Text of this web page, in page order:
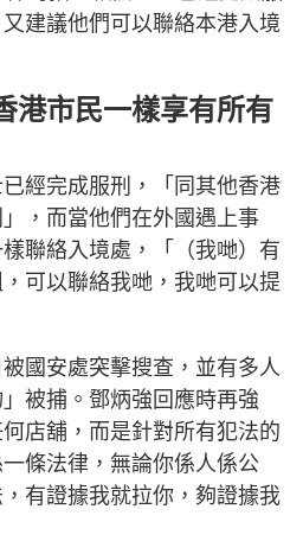
建議他們可以聯絡本港入境
港市民一樣享有所有
經完成服刑，「同其他香港
，而當他們在外國遇上事
聯絡入境處，「（我哋）有
可以聯絡我哋，我哋可以提
國安處突擊搜查，並有多人
被捕。鄧炳強回應時再強
店舖，而是針對所有犯法的
條法律，無論你係人係公
有證據我就拉你，夠證據我